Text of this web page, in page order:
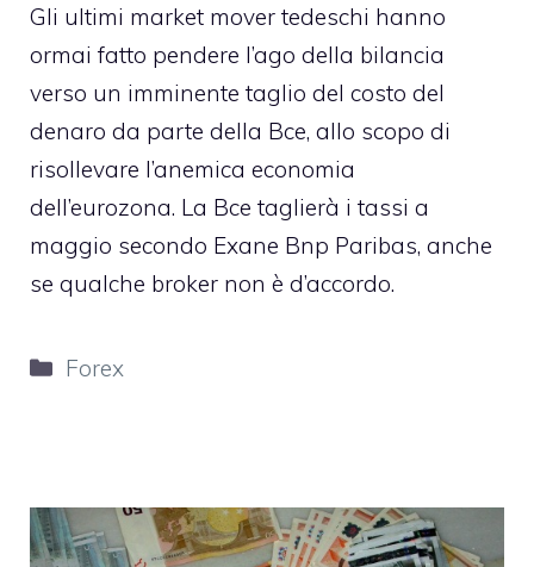
Gli ultimi market mover tedeschi hanno
ormai fatto pendere l’ago della bilancia
verso un imminente taglio del costo del
denaro da parte della Bce, allo scopo di
risollevare l’anemica economia
dell’eurozona. La Bce taglierà i tassi a
maggio secondo Exane Bnp Paribas, anche
se qualche broker non è d’accordo.
Categorie
Forex